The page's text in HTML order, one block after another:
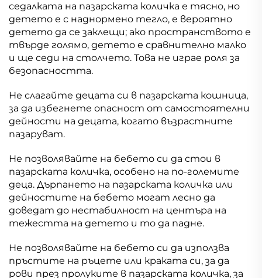
седалката на пазарската количка е тясно, но
детето е с наднормено тегло, е вероятно
детето да се заклещи; ако пространството е
твърде голямо, детето е сравнително малко
и ще седи на столчето. Това не играе роля за
безопасността.
Не слагайте децата си в пазарската кошница,
за да избегнете опасност от самостоятелни
дейности на децата, когато възрастните
пазаруват.
Не позволявайте на бебето си да стои в
пазарската количка, особено на по-големите
деца. Дърпането на пазарската количка или
дейностите на бебето могат лесно да
доведат до нестабилност на центъра на
тежестта на детето и то да падне.
Не позволявайте на бебето си да използва
пръстите на ръцете или краката си, за да
рови през пролуките в пазарската количка, за